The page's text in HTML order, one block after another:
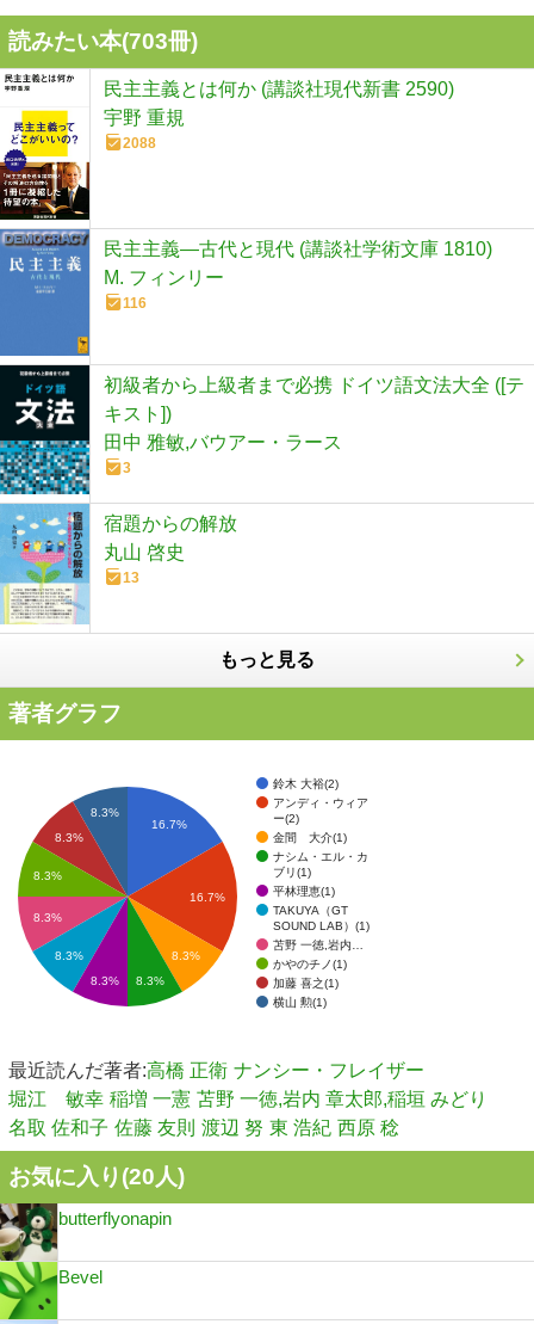
読みたい本(703冊)
民主主義とは何か (講談社現代新書 2590)
宇野 重規
2088
民主主義―古代と現代 (講談社学術文庫 1810)
M. フィンリー
116
初級者から上級者まで必携 ドイツ語文法大全 ([テ
キスト])
田中 雅敏,バウアー・ラース
3
宿題からの解放
丸山 啓史
13
もっと見る
著者グラフ
鈴木 大裕(2)
アンディ・ウィア
ー(2)
金間 大介(1)
ナシム・エル・カ
ブリ(1)
平林理恵(1)
TAKUYA（GT
SOUND LAB）(1)
苫野 一徳,岩内…
かやのチノ(1)
加藤 喜之(1)
横山 勲(1)
16.7%
16.7%
8.3%
8.3%
8.3%
8.3%
8.3%
8.3%
8.3%
8.3%
最近読んだ著者:高橋 正衛 ナンシー・フレイザー
堀江 敏幸 稲増 一憲 苫野 一徳,岩内 章太郎,稲垣 みどり
名取 佐和子 佐藤 友則 渡辺 努 東 浩紀 西原 稔
お気に入り(20人)
butterflyonapin
Bevel